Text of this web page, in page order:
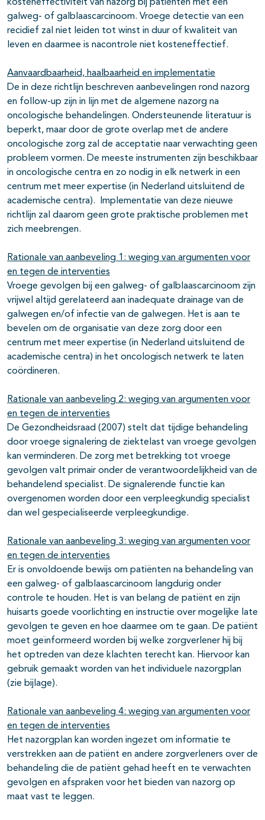
kosteneffectiviteit van nazorg bij patiënten met een
galweg- of galblaascarcinoom. Vroege detectie van een
recidief zal niet leiden tot winst in duur of kwaliteit van
leven en daarmee is nacontrole niet kosteneffectief.
Aanvaardbaarheid, haalbaarheid en implementatie
De in deze richtlijn beschreven aanbevelingen rond nazorg
en follow-up zijn in lijn met de algemene nazorg na
oncologische behandelingen. Ondersteunende literatuur is
beperkt, maar door de grote overlap met de andere
oncologische zorg zal de acceptatie naar verwachting geen
probleem vormen. De meeste instrumenten zijn beschikbaar
in oncologische centra en zo nodig in elk netwerk in een
centrum met meer expertise (in Nederland uitsluitend de
academische centra). Implementatie van deze nieuwe
richtlijn zal daarom geen grote praktische problemen met
zich meebrengen.
Rationale van aanbeveling 1: weging van argumenten voor
en tegen de interventies
Vroege gevolgen bij een galweg- of galblaascarcinoom zijn
vrijwel altijd gerelateerd aan inadequate drainage van de
galwegen en/of infectie van de galwegen. Het is aan te
bevelen om de organisatie van deze zorg door een
centrum met meer expertise (in Nederland uitsluitend de
academische centra) in het oncologisch netwerk te laten
coördineren.
Rationale van aanbeveling 2: weging van argumenten voor
en tegen de interventies
De Gezondheidsraad (2007) stelt dat tijdige behandeling
door vroege signalering de ziektelast van vroege gevolgen
kan verminderen. De zorg met betrekking tot vroege
gevolgen valt primair onder de verantwoordelijkheid van de
behandelend specialist. De signalerende functie kan
overgenomen worden door een verpleegkundig specialist
dan wel gespecialiseerde verpleegkundige.
Rationale van aanbeveling 3: weging van argumenten voor
en tegen de interventies
Er is onvoldoende bewijs om patiënten na behandeling van
een galweg- of galblaascarcinoom langdurig onder
controle te houden. Het is van belang de patiënt en zijn
huisarts goede voorlichting en instructie over mogelijke late
gevolgen te geven en hoe daarmee om te gaan. De patiënt
moet geïnformeerd worden bij welke zorgverlener hij bij
het optreden van deze klachten terecht kan. Hiervoor kan
gebruik gemaakt worden van het individuele nazorgplan
(zie bijlage).
Rationale van aanbeveling 4: weging van argumenten voor
en tegen de interventies
Het nazorgplan kan worden ingezet om informatie te
verstrekken aan de patiënt en andere zorgverleners over de
behandeling die de patiënt gehad heeft en te verwachten
gevolgen en afspraken voor het bieden van nazorg op
maat vast te leggen.